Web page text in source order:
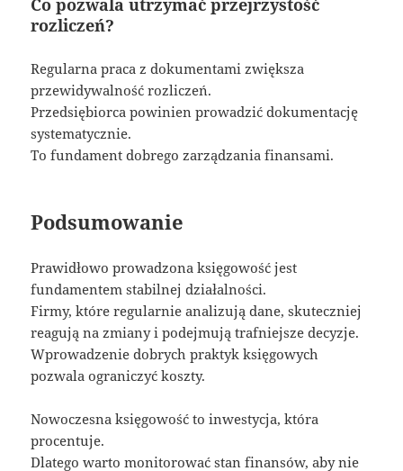
Co pozwala utrzymać przejrzystość
rozliczeń?
Regularna praca z dokumentami zwiększa
przewidywalność rozliczeń.
Przedsiębiorca powinien prowadzić dokumentację
systematycznie.
To fundament dobrego zarządzania finansami.
Podsumowanie
Prawidłowo prowadzona księgowość jest
fundamentem stabilnej działalności.
Firmy, które regularnie analizują dane, skuteczniej
reagują na zmiany i podejmują trafniejsze decyzje.
Wprowadzenie dobrych praktyk księgowych
pozwala ograniczyć koszty.
Nowoczesna księgowość to inwestycja, która
procentuje.
Dlatego warto monitorować stan finansów, aby nie